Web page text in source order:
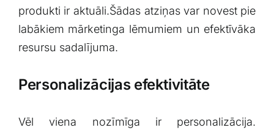
produkti ir aktuāli.Šādas atziņas var novest pie
labākiem mārketinga lēmumiem un efektīvāka
resursu sadalījuma.
Personalizācijas efektivitāte
Vēl viena‌ nozīmīga ir personalizācija.